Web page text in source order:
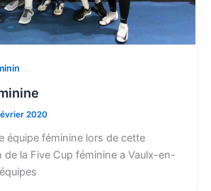
2020
équipe féminine lors de cette
de la Five Cup féminine a Vaulx-en-